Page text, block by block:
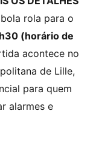
rola para o
(horário de
acontece no
de Lille,
para quem
alarmes e